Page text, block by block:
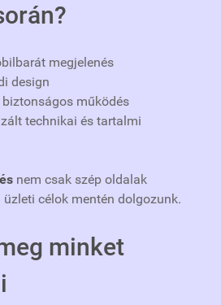
megjelenés
design
működés
technikai és tartalmi
nem csak szép oldalak
célok mentén dolgozunk.
minket